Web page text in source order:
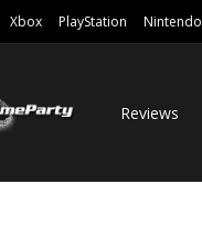
Xbox PlayStation Nintendo
Reviews